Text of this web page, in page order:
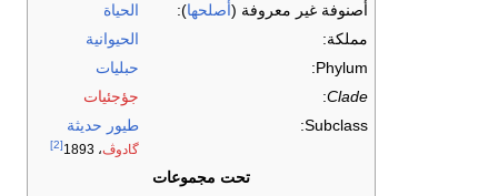
أصنوفة غير معروفة ( أصلحها):
مملكة:
الحيوانية
Phylum:
حبليات
Clade
:
جؤجئيات
Subclass:
طيور حديثة
گادوڤ، 1893
تحت مجموعات